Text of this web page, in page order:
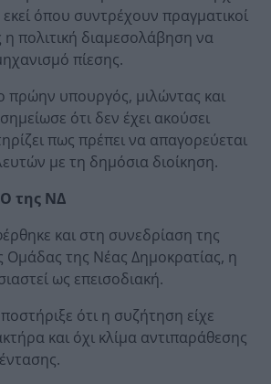
όπου συντρέχουν πραγματικοί
πολιτική διαμεσολάβηση να
πίεσης.
πρώην υπουργός, μιλώντας και
ότι δεν έχει ακούσει
πως πρέπει να απαγορεύεται
με τη δημόσια διοίκηση.
της ΝΔ
και στη συνεδρίαση της
Ομάδας της Νέας Δημοκρατίας, η
ως επεισοδιακή.
ότι η συζήτηση είχε
και όχι κλίμα αντιπαράθεσης